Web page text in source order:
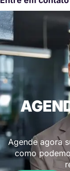
Agende agora
como